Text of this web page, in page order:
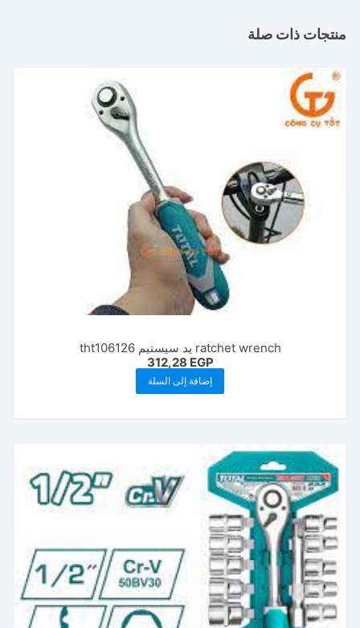
منتجات ذات صلة
ratchet wrench يد سيستيم tht106126
312,28 EGP
إضافة إلى السلة